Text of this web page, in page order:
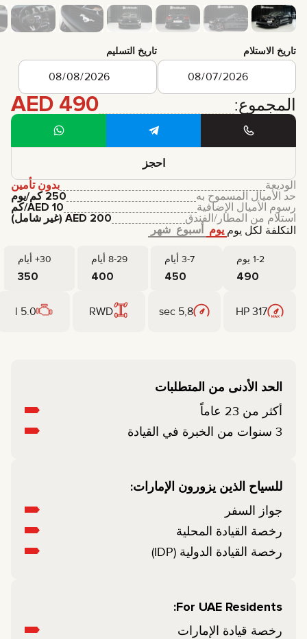
تاريخ الاستلام تاريخ التسليم
المجموع: AED 490
احجز
التكلفة لكل يوم يوم أسبوع شهر
1-2 يوم 3-7 أيام 8-29 أيام 30+ أيام
490
450
400
350
الوديعة
بدون تأمين
حد الأميال المسموح به
250 كم/يوم
رسوم الأميال الإضافية
AED 10
/كم
استلام من المطار/الفندق
AED 200 (غير شامل)
317 HP
5,8 sec
RWD
5.0 l
الحد الأدنى من المتطلبات
أكثر من 23 عاماً
3 سنوات من الخبرة في القيادة
للسياح الذين يزورون الإمارات:
جواز السفر
رخصة القيادة المحلية
رخصة القيادة الدولية (IDP)
For UAE Residents:
رخصة قيادة الإمارات